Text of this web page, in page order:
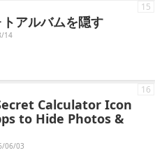
アルバムを隠す
14
15
Calculator Icon
to Hide Photos &
06/03
16